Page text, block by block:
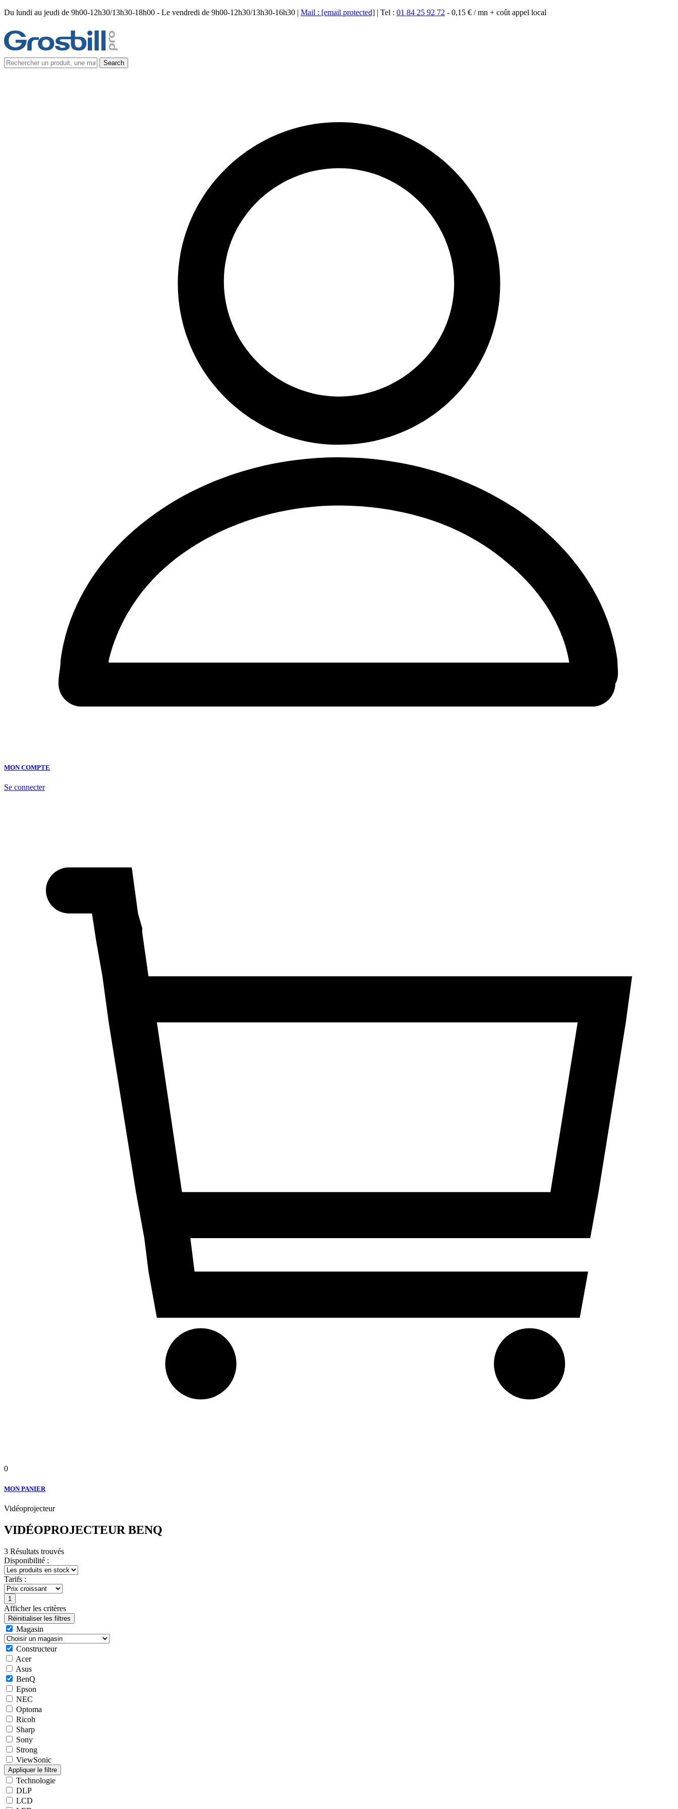
Du lundi au jeudi de 9h00-12h30/13h30-18h00 - Le vendredi de 9h00-12h30/13h30-16h30 | Mail : [email protected] | Tel : 01 84 25 92 72 - 0,15 € / mn + coût appel local
MON COMPTE
Se connecter
0
MON PANIER
Vidéoprojecteur
VIDÉOPROJECTEUR BENQ
3 Résultats trouvés
Disponibilité :
Tarifs :
Afficher les critères
Magasin
Constructeur
Acer
Asus
BenQ
Epson
NEC
Optoma
Ricoh
Sharp
Sony
Strong
ViewSonic
Technologie
DLP
LCD